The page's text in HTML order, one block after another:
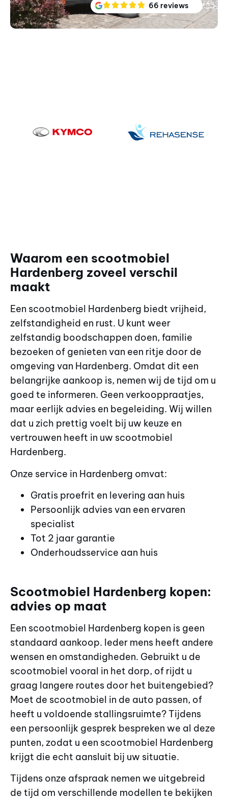
66 reviews
Waarom een scootmobiel
Hardenberg zoveel verschil
maakt
Een scootmobiel Hardenberg biedt vrijheid,
zelfstandigheid en rust. U kunt weer
zelfstandig boodschappen doen, familie
bezoeken of genieten van een ritje door de
omgeving van Hardenberg. Omdat dit een
belangrijke aankoop is, nemen wij de tijd om u
goed te informeren. Geen verkooppraatjes,
maar eerlijk advies en begeleiding. Wij willen
dat u zich prettig voelt bij uw keuze en
vertrouwen heeft in uw scootmobiel
Hardenberg.
Onze service in Hardenberg omvat:
Gratis proefrit en levering aan huis
Persoonlijk advies van een ervaren
specialist
Tot 2 jaar garantie
Onderhoudsservice aan huis
Scootmobiel Hardenberg kopen:
advies op maat
Een scootmobiel Hardenberg kopen is geen
standaard aankoop. Ieder mens heeft andere
wensen en omstandigheden. Gebruikt u de
scootmobiel vooral in het dorp, of rijdt u
graag langere routes door het buitengebied?
Moet de scootmobiel in de auto passen, of
heeft u voldoende stallingsruimte? Tijdens
een persoonlijk gesprek bespreken we al deze
punten, zodat u een scootmobiel Hardenberg
krijgt die echt aansluit bij uw situatie.
Tijdens onze afspraak nemen we uitgebreid
de tijd om verschillende modellen te bekijken